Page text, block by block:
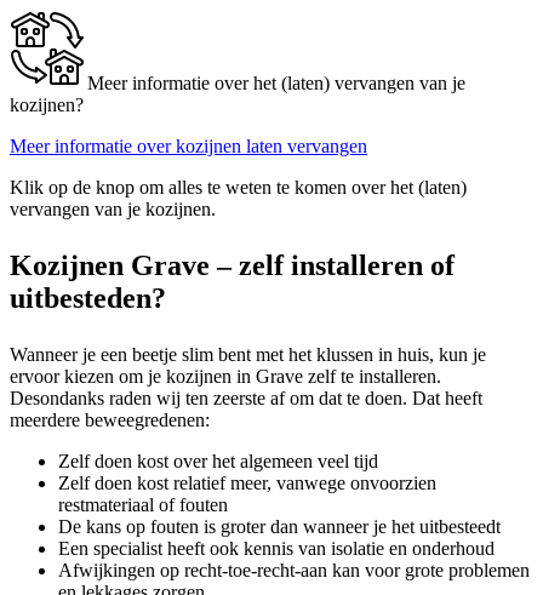
Meer informatie over het (laten) vervangen van je
kozijnen?
Meer informatie over kozijnen laten vervangen
Klik op de knop om alles te weten te komen over het (laten)
vervangen van je kozijnen.
Kozijnen Grave – zelf installeren of
uitbesteden?
Wanneer je een beetje slim bent met het klussen in huis, kun je
ervoor kiezen om je kozijnen in Grave zelf te installeren.
Desondanks raden wij ten zeerste af om dat te doen. Dat heeft
meerdere beweegredenen:
Zelf doen kost over het algemeen veel tijd
Zelf doen kost relatief meer, vanwege onvoorzien
restmateriaal of fouten
De kans op fouten is groter dan wanneer je het uitbesteedt
Een specialist heeft ook kennis van isolatie en onderhoud
Afwijkingen op recht-toe-recht-aan kan voor grote problemen